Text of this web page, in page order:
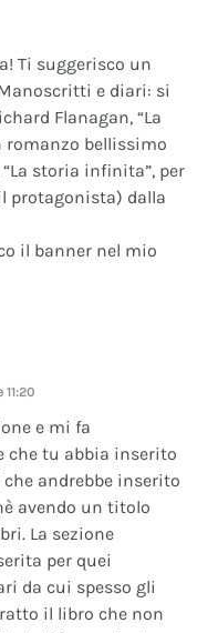
Ti suggerisco un
e diari: si
Flanagan, “La
romanzo bellissimo
storia infinita”, per
protagonista) dalla
il banner nel mio
e mi fa
che tu abbia inserito
andrebbe inserito
avendo un titolo
La sezione
per quei
da cui spesso gli
il libro che non